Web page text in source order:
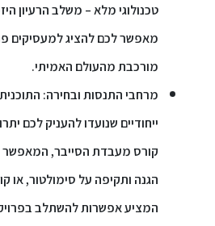
טכנולוגי מלא – משלב הרעיון
מאפשר לכם להציג למעסיקים
מורכבת מהעולם האמיתי.
מרחבי התנסות ובחירה:
ייחודיים שנועדו להעניק לכם
קורס מעבדת הסייבר, המאפשר
הגנה ותקיפה על סימולטור,
המציע אפשרות להשתלב